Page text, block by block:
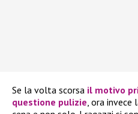
Se la volta scorsa il motivo
questione pulizie, ora